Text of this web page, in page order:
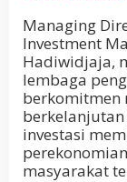
Managing
Investment
Hadiwidjaja,
lembaga
berkomitmen
investasi
masyarakat